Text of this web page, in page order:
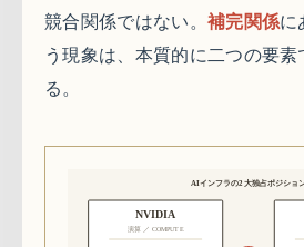
競合関係ではない。 補完関係に
う現象は、本質的に二つの要素
る。
NVIDIA
演算 ／ COMPUTE
AIインフラの2大独占ポジショ